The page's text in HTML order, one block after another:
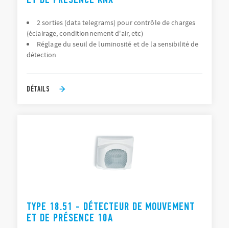
2 sorties (data telegrams) pour contrôle de charges
(éclairage, conditionnement d'air, etc)
Réglage du seuil de luminosité et de la sensibilité de
détection
DÉTAILS
TYPE 18.51 - DÉTECTEUR DE MOUVEMENT
ET DE PRÉSENCE 10A